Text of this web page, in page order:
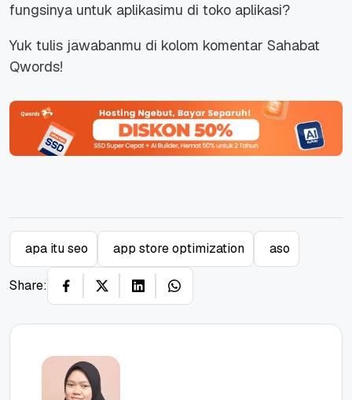
fungsinya untuk aplikasimu di toko aplikasi?
Yuk tulis jawabanmu di kolom komentar Sahabat
Qwords!
apa itu seo app store optimization aso
Share: